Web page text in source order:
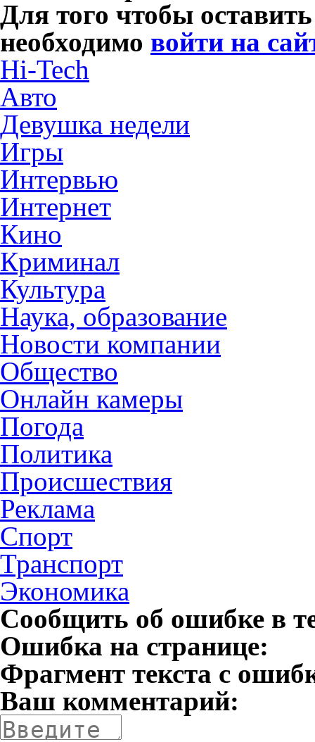
Для того чтобы
необходимо войти на
Hi-Tech
Авто
Девушка недели
Игры
Интервью
Интернет
Кино
Криминал
Культура
Наука, образование
Новости компании
Общество
Онлайн камеры
Погода
Политика
Происшествия
Реклама
Спорт
Транспорт
Экономика
Сообщить об ошибке в
Ошибка на странице:
Фрагмент текста с
Ваш комментарий: